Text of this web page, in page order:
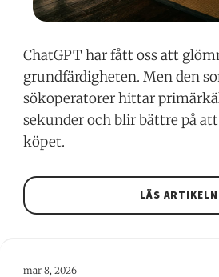
ChatGPT har fått oss att
grundfärdigheten. Men den
sökoperatorer hittar
sekunder och blir bättre på
köpet.
LÄS ARTIKELN
mar 8, 2026